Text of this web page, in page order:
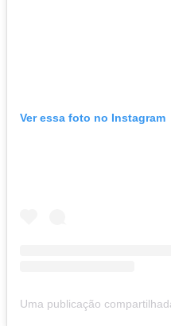
Ver essa foto no Instagram